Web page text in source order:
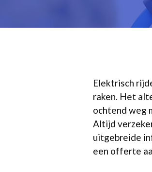
Elektrisch
raken. Het
ochtend weg
Altijd
uitgebreide
een offerte